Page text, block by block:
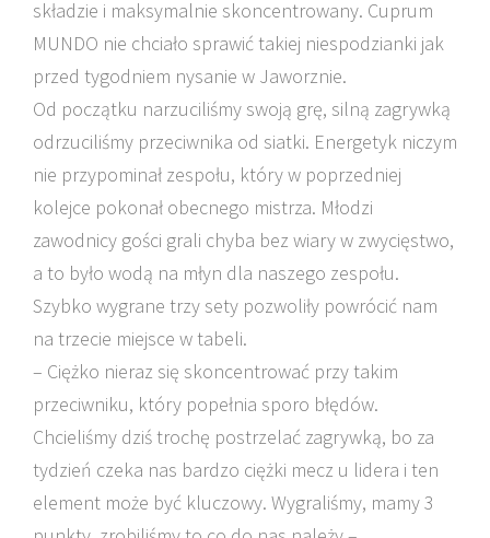
składzie i maksymalnie skoncentrowany. Cuprum
MUNDO nie chciało sprawić takiej niespodzianki jak
przed tygodniem nysanie w Jaworznie.
Od początku narzuciliśmy swoją grę, silną zagrywką
odrzuciliśmy przeciwnika od siatki. Energetyk niczym
nie przypominał zespołu, który w poprzedniej
kolejce pokonał obecnego mistrza. Młodzi
zawodnicy gości grali chyba bez wiary w zwycięstwo,
a to było wodą na młyn dla naszego zespołu.
Szybko wygrane trzy sety pozwoliły powrócić nam
na trzecie miejsce w tabeli.
– Ciężko nieraz się skoncentrować przy takim
przeciwniku, który popełnia sporo błędów.
Chcieliśmy dziś trochę postrzelać zagrywką, bo za
tydzień czeka nas bardzo ciężki mecz u lidera i ten
element może być kluczowy. Wygraliśmy, mamy 3